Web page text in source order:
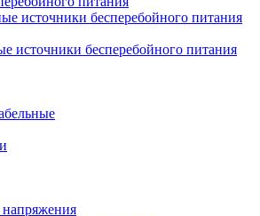
источники бесперебойного питания
источники бесперебойного питания